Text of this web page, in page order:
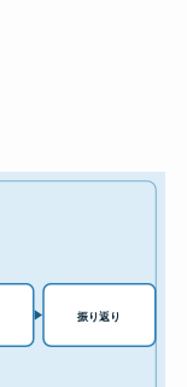
振り返り